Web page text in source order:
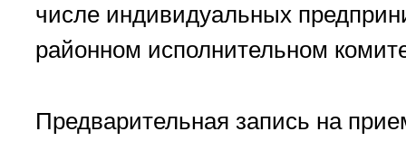
числе индивидуальных
районном исполнительном
Предварительная запись на